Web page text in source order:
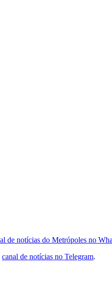
de notícias do Metrópoles no
canal de notícias no Telegram.